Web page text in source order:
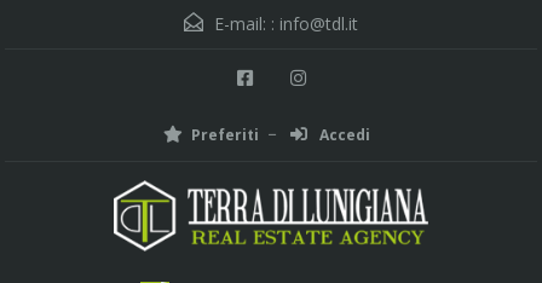
E-mail: : info@tdl.it
Preferiti Accedi